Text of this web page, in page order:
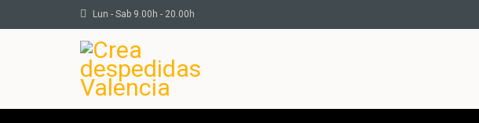
Lun - Sab 9.00h - 20.00h